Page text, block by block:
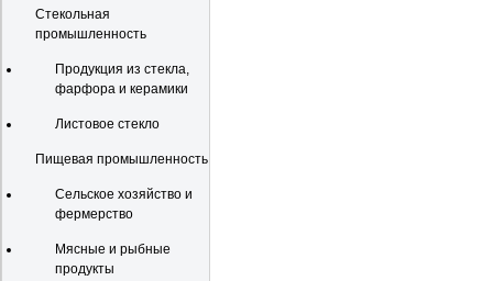
Стекольная
промышленность
Продукция из стекла,
фарфора и керамики
Листовое стекло
Пищевая промышленность
Сельское хозяйство и
фермерство
Мясные и рыбные
продукты